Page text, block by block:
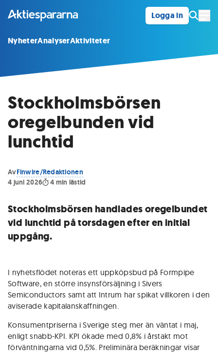
Logga in
NyheterAnalyserAktiviteter
Stockholmsbörsen
oregelbunden vid
lunchtid
AvFinwire/Redaktionen
4 juni 2026
4 min lästid
Stockholmsbörsen handlades oregelbundet
vid lunchtid på torsdagen efter en initial
uppgång.
I nyhetsflödet noteras ett uppköpsbud på Formpipe
Software, en större insynsförsäljning i Sivers
Semiconductors samt att Intrum har spikat villkoren i den
aviserade kapitalanskaffningen.
Konsumentpriserna i Sverige steg mer än väntat i maj,
enligt snabb-KPI. KPI ökade med 0,8% i årstakt mot
förväntningarna vid 0,5%. Preliminära beräkningar visar